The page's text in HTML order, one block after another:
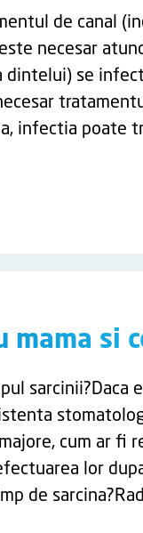
de canal
necesar
se
infectia poate
mama si
sarcinii?Daca
cum ar fi
lor
de